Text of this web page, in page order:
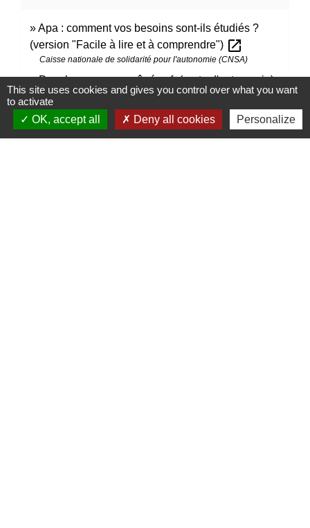
Apa : comment vos besoins sont-ils étudiés ?
(version "Facile à lire et à comprendre") open_in_new
Caisse nationale de solidarité pour l'autonomie (CNSA)
Pour les personnes âgées.fr (perte d'autonomie)
open_in_new
Caisse nationale de solidarité pour l'autonomie (CNSA)
This site uses cookies and gives you control over what you want
to activate
OK, accept all
Deny all cookies Personalize